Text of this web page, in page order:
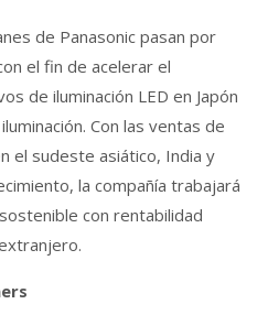
de Panasonic pasan por
el fin de acelerar el
de iluminación LED en Japón
Con las ventas de
el sudeste asiático, India y
la compañía trabajará
con rentabilidad